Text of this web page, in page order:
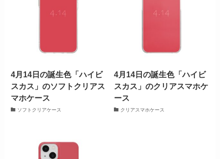
4月14日の誕生色「ハイビ
スカス」のソフトクリアス
マホケース
ソフトクリアケース
4月14日の誕生色「ハイビ
スカス」のクリアスマホケ
ース
クリアスマホケース